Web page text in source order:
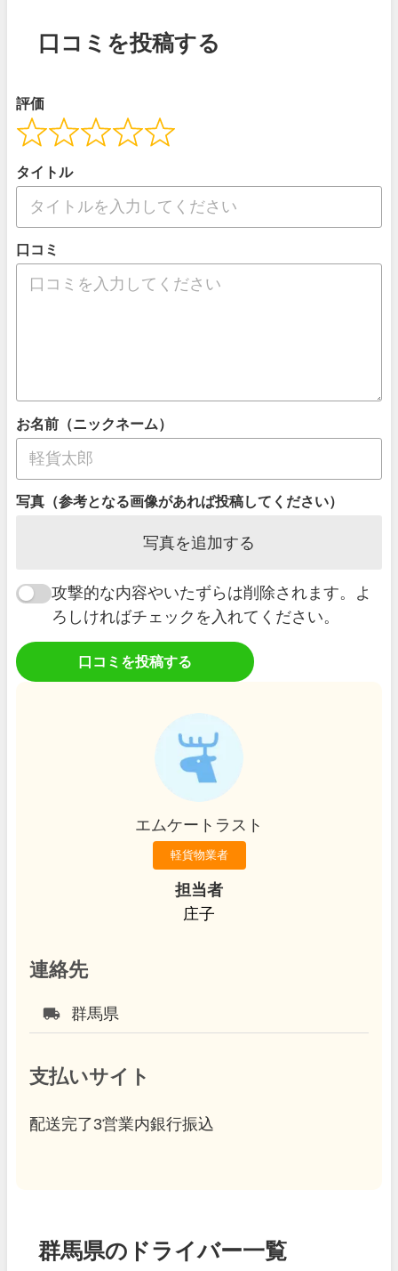
口コミを投稿する
評価
タイトル
口コミ
お名前（ニックネーム）
写真（参考となる画像があれば投稿してください）
写真を追加する
攻撃的な内容やいたずらは削除されます。よ
ろしければチェックを入れてください。
口コミを投稿する
エムケートラスト
軽貨物業者
担当者
庄子
連絡先
local_shipping 群馬県
支払いサイト
配送完了3営業内銀行振込
群馬県のドライバー一覧